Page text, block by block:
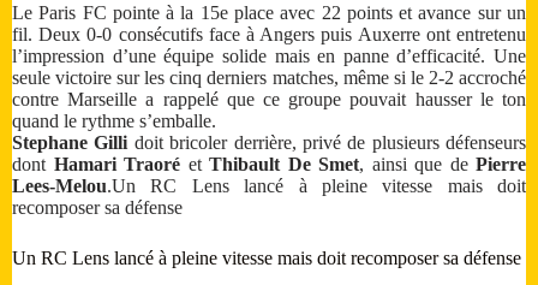
Le Paris FC pointe à la 15e place avec 22 points et avance sur un
fil. Deux 0-0 consécutifs face à Angers puis Auxerre ont entretenu
l’impression d’une équipe solide mais en panne d’efficacité. Une
seule victoire sur les cinq derniers matches, même si le 2-2 accroché
contre Marseille a rappelé que ce groupe pouvait hausser le ton
quand le rythme s’emballe.
Stephane Gilli doit bricoler derrière, privé de plusieurs défenseurs
dont Hamari Traoré et Thibault De Smet, ainsi que de Pierre
Lees-Melou.Un RC Lens lancé à pleine vitesse mais doit
recomposer sa défense
Un RC Lens lancé à pleine vitesse mais doit recomposer sa défense